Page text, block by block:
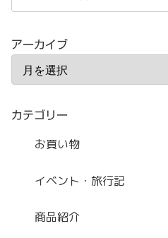
アーカイブ
カテゴリー
お買い物
イベント・旅行記
商品紹介